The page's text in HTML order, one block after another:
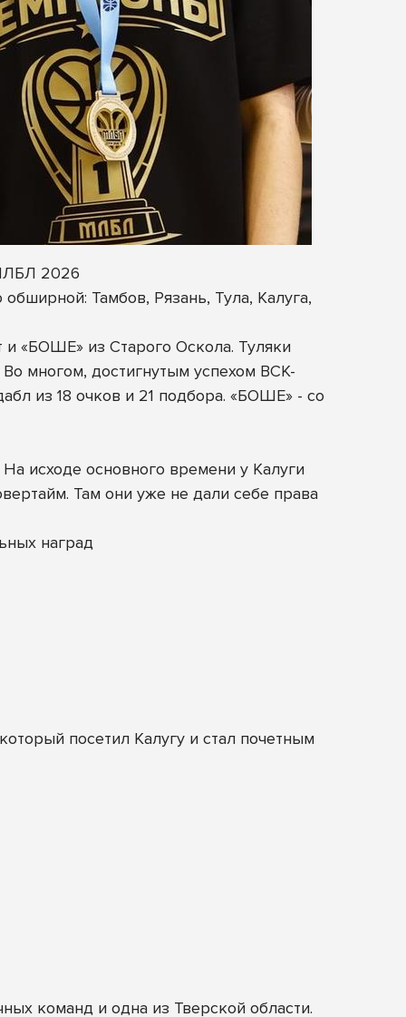
2026
Тамбов, Рязань, Тула, Калуга,
«БОШЕ» из Старого Оскола. Туляки
многом, достигнутым успехом ВСК-
из 18 очков и 21 подбора. «БОШЕ» - со
исходе основного времени у Калуги
Там они уже не дали себе права
наград
посетил Калугу и стал почетным
команд и одна из Тверской области.